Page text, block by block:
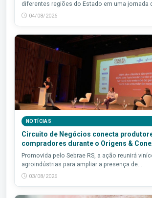
diferentes regiões do Estado em uma jornada
04/08/2026
NOTÍCIAS
Circuito de Negócios conecta
compradores durante o Origens &
Promovida pelo Sebrae RS, a ação reunirá
agroindústrias para ampliar a presença de...
03/08/2026